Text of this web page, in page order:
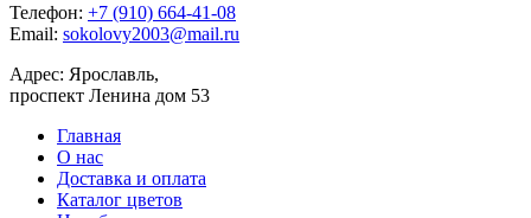
Телефон: +7 (910) 664-41-08
Email: sokolovy2003@mail.ru
Адрес: Ярославль,
проспект Ленина дом 53
Главная
О нас
Доставка и оплата
Каталог цветов